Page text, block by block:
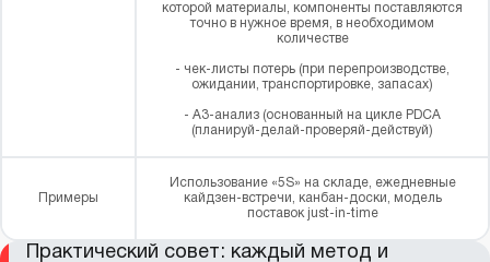
которой материалы, компоненты поставляются
точно в нужное время, в необходимом
количестве
- чек-листы потерь (при перепроизводстве,
ожидании, транспортировке, запасах)
- A3-анализ (основанный на цикле PDCA
(планируй-делай-проверяй-действуй)
Примеры
Использование «5S» на складе, ежедневные
кайдзен-встречи, канбан-доски, модель
поставок just-in-time
Практический совет: каждый метод и